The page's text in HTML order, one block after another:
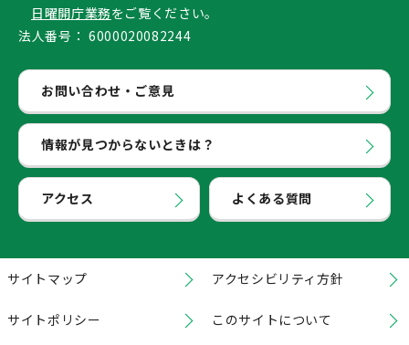
日曜開庁業務をご覧ください。
法人番号： 6000020082244
お問い合わせ・ご意見
情報が見つからないときは？
アクセス よくある質問
サイトマップ アクセシビリティ方針
サイトポリシー このサイトについて